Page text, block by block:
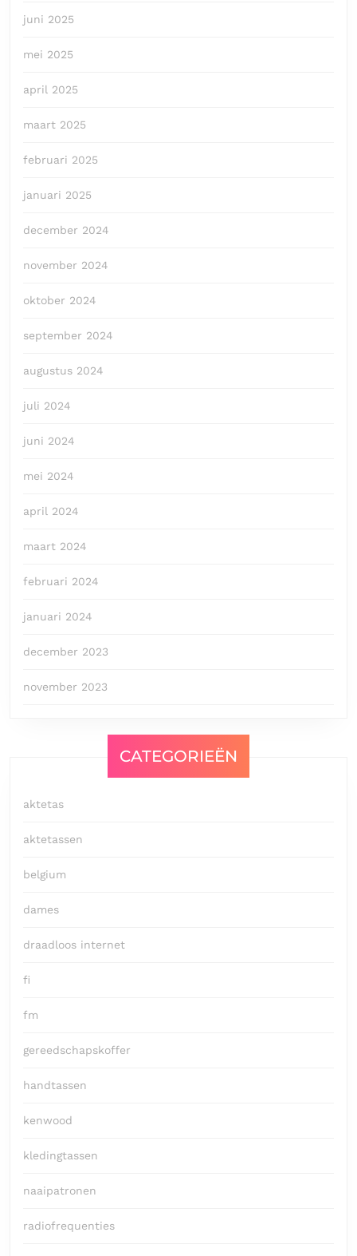
juni 2025
mei 2025
april 2025
maart 2025
februari 2025
januari 2025
december 2024
november 2024
oktober 2024
september 2024
augustus 2024
juli 2024
juni 2024
mei 2024
april 2024
maart 2024
februari 2024
januari 2024
december 2023
november 2023
CATEGORIEËN
aktetas
aktetassen
belgium
dames
draadloos internet
fi
fm
gereedschapskoffer
handtassen
kenwood
kledingtassen
naaipatronen
radiofrequenties